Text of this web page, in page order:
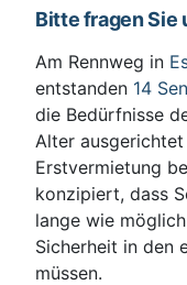
Bitte fragen Sie
Am Rennweg in
entstanden 14
die Bedürfnisse
Alter
Erstvermietung
konzipiert, dass
lange wie
Sicherheit in den
müssen.